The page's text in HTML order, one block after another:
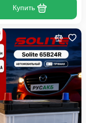
Купить